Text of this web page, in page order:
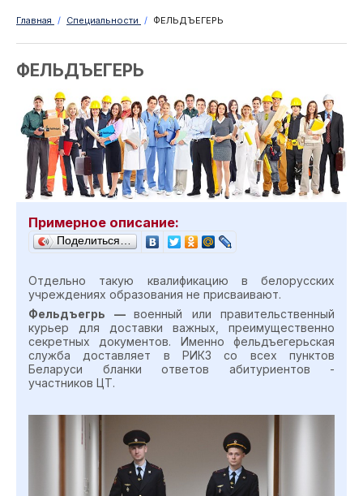
Главная / Специальности / ФЕЛЬДЪЕГЕРЬ
ФЕЛЬДЪЕГЕРЬ
Примерное описание:
Поделиться…
Отдельно такую квалификацию в белорусских
учреждениях образования не присваивают.
Фельдъегрь — военный или правительственный
курьер для доставки важных, преимущественно
секретных документов. Именно фельдъегерьская
служба доставляет в РИКЗ со всех пунктов
Беларуси бланки ответов абитуриентов -
участников ЦТ.